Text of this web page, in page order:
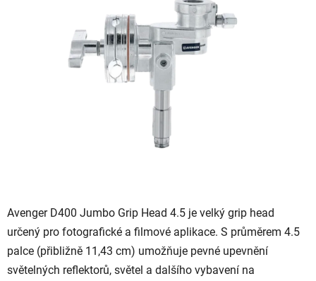
Avenger D400 Jumbo Grip Head 4.5 je velký grip head
určený pro fotografické a filmové aplikace. S průměrem 4.5
palce (přibližně 11,43 cm) umožňuje pevné upevnění
světelných reflektorů, světel a dalšího vybavení na